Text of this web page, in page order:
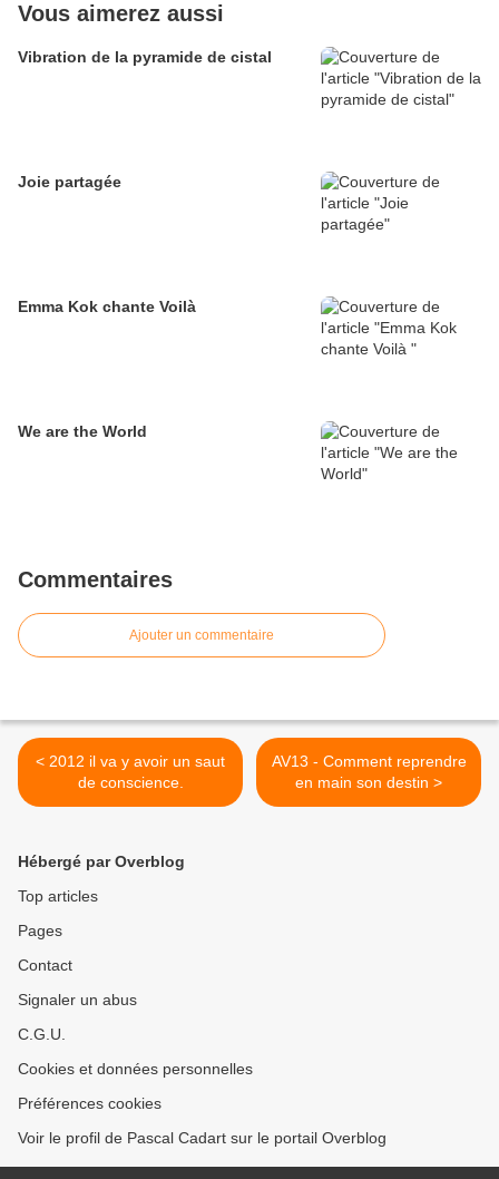
Vous aimerez aussi
Vibration de la pyramide de cistal
Joie partagée
Emma Kok chante Voilà
We are the World
Commentaires
Ajouter un commentaire
< 2012 il va y avoir un saut
de conscience.
AV13 - Comment reprendre
en main son destin >
Hébergé par Overblog
Top articles
Pages
Contact
Signaler un abus
C.G.U.
Cookies et données personnelles
Préférences cookies
Voir le profil de Pascal Cadart sur le portail Overblog